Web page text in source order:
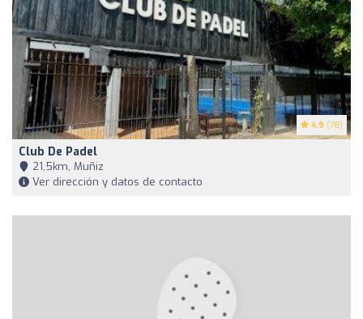
4.9 (78)
Club De Padel
21,5km, Muñiz
Ver dirección y datos de contacto